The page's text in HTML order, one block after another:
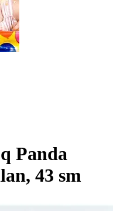
Panda
43 sm